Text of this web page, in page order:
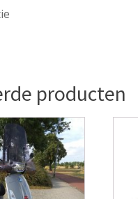
producten